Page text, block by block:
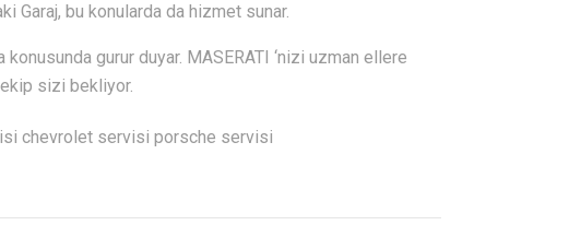
Garaj, bu konularda da hizmet sunar.
gurur duyar. MASERATI ‘nizi uzman ellere
ekip sizi bekliyor.